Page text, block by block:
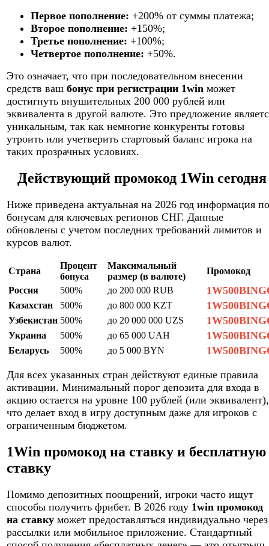
Первое пополнение: +200% от суммы платежа;
Второе пополнение: +150%;
Третье пополнение: +100%;
Четвертое пополнение: +50%.
Это означает, что при последовательном внесении
средств ваш бонус при регистрации 1win может
достигнуть внушительных 200 000 рублей или
эквивалента в другой валюте. Это предложение
уникальным, так как немногие конкуренты готовы
утроить или учетверить стартовый баланс игрока на
таких прозрачных условиях.
Действующий промокод 1Win сегодня
Ниже приведена актуальная на 2026 год информация по
бонусам для ключевых регионов СНГ. Данные
обновлены с учетом последних требований лимитов и
курсов валют.
Страна
Процент
бонуса
Максимальный
размер (в валюте)
Промокод
Россия
500% до 200 000 RUB
Казахстан 500% до 800 000 KZT
Узбекистан 500% до 20 000 000 UZS
Украина 500% до 65 000 UAH
Беларусь 500% до 5 000 BYN
Для всех указанных стран действуют единые правила
активации. Минимальный порог депозита для входа в
акцию остается на уровне 100 рублей (или эквивалент),
что делает вход в игру доступным даже для игроков с
ограниченным бюджетом.
1Win промокод на ставку и бесплатную
ставку
Помимо депозитных поощрений, игроки часто ищут
способы получить фрибет. В 2026 году 1win промокод
на ставку может предоставляться индивидуально через
рассылки или мобильное приложение. Стандартный